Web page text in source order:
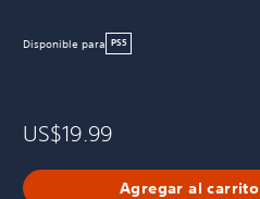
Disponible para PS5
US$19.99
Agregar al carrito